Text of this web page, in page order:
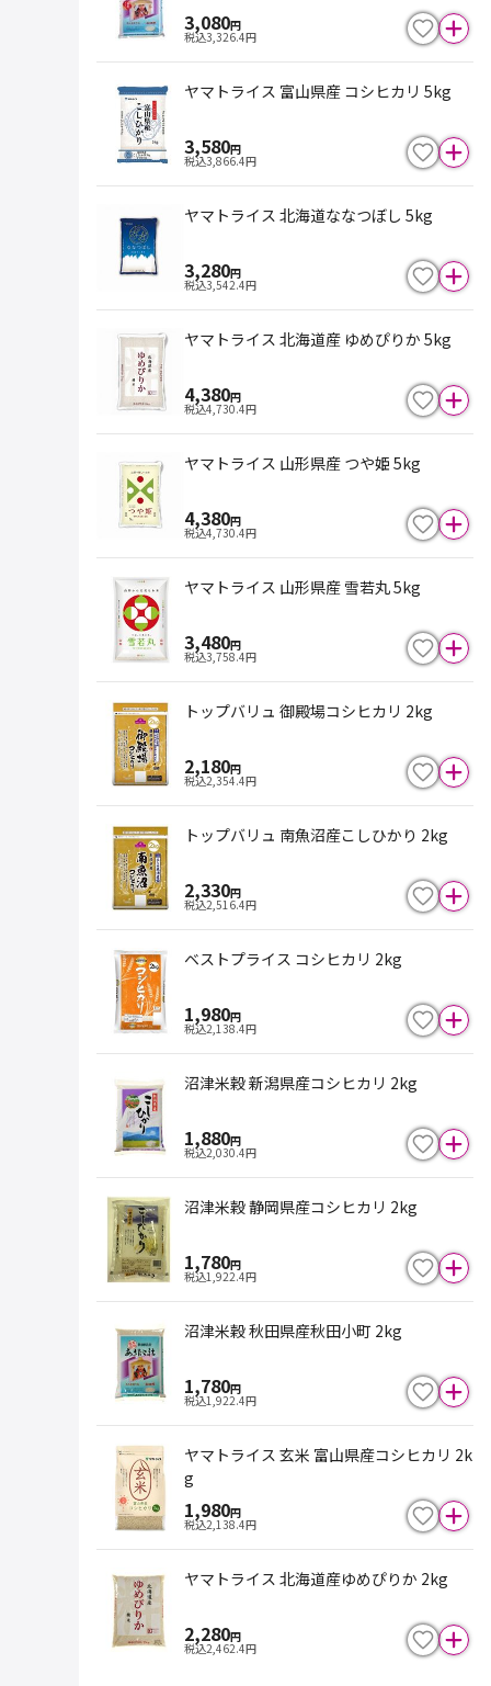
3,080円
税込3,326.4円
ヤマトライス 富山県産 コシヒカリ 5kg
3,580円
税込3,866.4円
ヤマトライス 北海道ななつぼし 5kg
3,280円
税込3,542.4円
ヤマトライス 北海道産 ゆめぴりか 5kg
4,380円
税込4,730.4円
ヤマトライス 山形県産 つや姫 5kg
4,380円
税込4,730.4円
ヤマトライス 山形県産 雪若丸 5kg
3,480円
税込3,758.4円
トップバリュ 御殿場コシヒカリ 2kg
2,180円
税込2,354.4円
トップバリュ 南魚沼産こしひかり 2kg
2,330円
税込2,516.4円
ベストプライス コシヒカリ 2kg
1,980円
税込2,138.4円
沼津米穀 新潟県産コシヒカリ 2kg
1,880円
税込2,030.4円
沼津米穀 静岡県産コシヒカリ 2kg
1,780円
税込1,922.4円
沼津米穀 秋田県産秋田小町 2kg
1,780円
税込1,922.4円
ヤマトライス 玄米 富山県産コシヒカリ 2k
g
1,980円
税込2,138.4円
ヤマトライス 北海道産ゆめぴりか 2kg
2,280円
税込2,462.4円